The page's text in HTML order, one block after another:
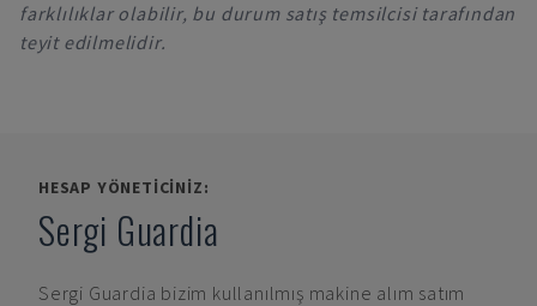
farklılıklar olabilir, bu durum satış temsilcisi tarafından
teyit edilmelidir.
HESAP YÖNETICINIZ:
Sergi Guardia
Sergi Guardia bizim kullanılmış makine alım satım